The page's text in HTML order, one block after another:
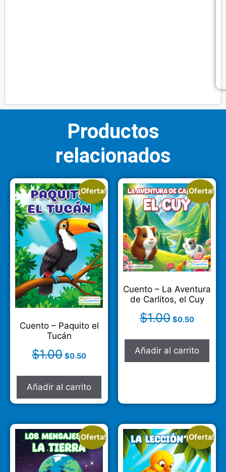
Productos
relacionados
¡Oferta!
Cuento – Paquito el
Tucán
$1.00 $0.50
Añadir al carrito
¡Oferta!
Cuento – La Aventura
de Carlitos, el Cuy
$1.00 $0.50
Añadir al carrito
¡Oferta! ¡Oferta!